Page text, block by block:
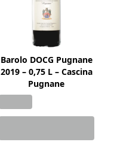
Barolo DOCG Pugnane
2019 – 0,75 L – Cascina
Pugnane